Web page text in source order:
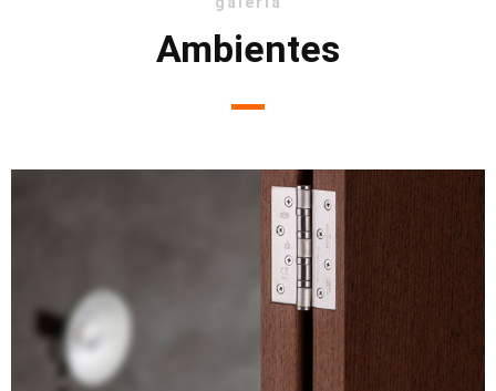
Ambientes